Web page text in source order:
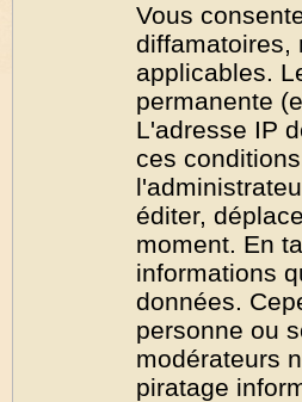
Vous
diffamatoires,
applicables.
permanente
L'adresse IP
ces
éditer,
moment. En
informations
données.
personne ou
modérateurs
piratage